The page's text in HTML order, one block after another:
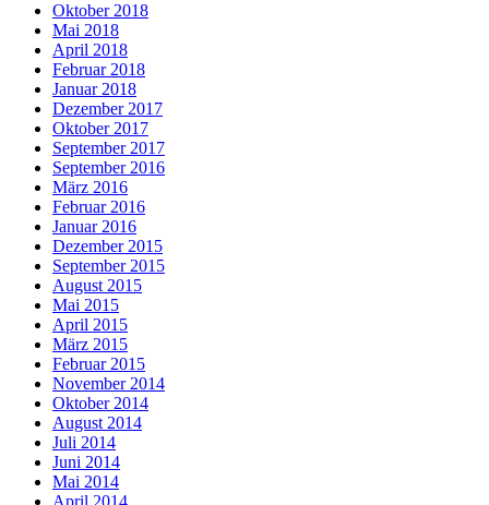
Oktober 2018
Mai 2018
April 2018
Februar 2018
Januar 2018
Dezember 2017
Oktober 2017
September 2017
September 2016
März 2016
Februar 2016
Januar 2016
Dezember 2015
September 2015
August 2015
Mai 2015
April 2015
März 2015
Februar 2015
November 2014
Oktober 2014
August 2014
Juli 2014
Juni 2014
Mai 2014
April 2014